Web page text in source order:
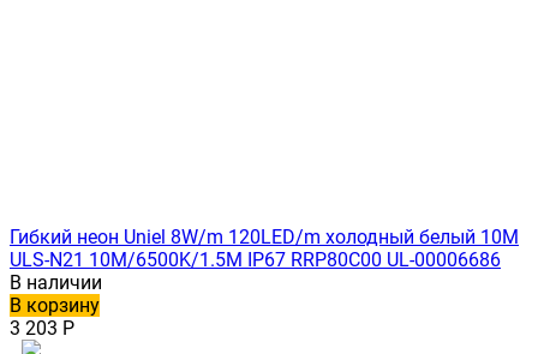
Гибкий неон Uniel 8W/m 120LED/m холодный белый 10M
ULS-N21 10M/6500K/1.5M IP67 RRP80C00 UL-00006686
В наличии
В корзину
3 203 Р